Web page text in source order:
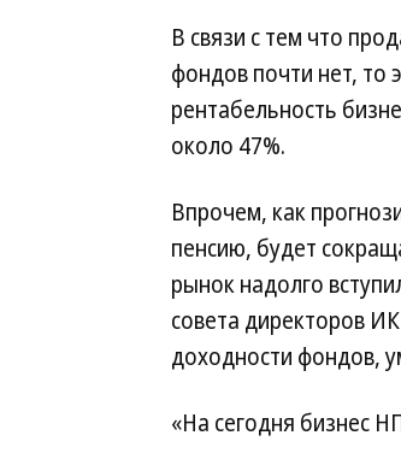
В связи с тем что
фондов почти нет, то
рентабельность
около 47%.
Впрочем, как
пенсию, будет
рынок надолго
совета директоров
доходности фондов,
«На сегодня бизнес